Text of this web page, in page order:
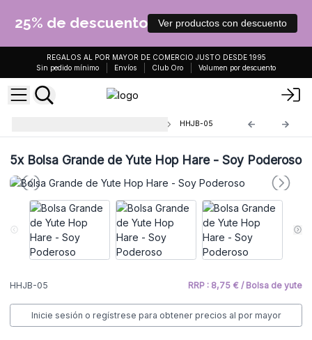
25% de descuento Ver productos con descuento
REGALOS AL POR MAYOR DE COMERCIO JUSTO DESDE 1995
Sin pedido mínimo
Envíos Club Oro Volumen por descuento
HHJB-05
5xBolsa Grande de Yute Hop Hare - Soy Poderoso
HHJB-05 RRP : 8,75 € / Bolsa de yute
Inicie sesión o regístrese para obtener precios al por mayor